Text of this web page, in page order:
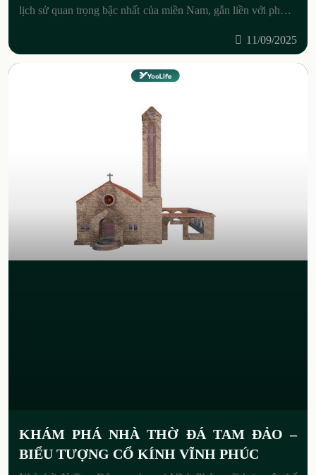
lịch sử quan trọng bậc nhất của miền Nam, gắn liền với phong
11/09/2025
KHÁM PHÁ NHÀ THỜ ĐÁ TAM ĐẢO –
BIỂU TƯỢNG CỔ KÍNH VĨNH PHÚC